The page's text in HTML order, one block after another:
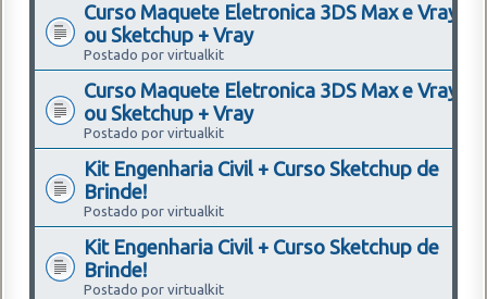
Curso Maquete Eletronica 3DS Max e Vray
ou Sketchup + Vray
Postado por virtualkit
Curso Maquete Eletronica 3DS Max e Vray
ou Sketchup + Vray
Postado por virtualkit
Kit Engenharia Civil + Curso Sketchup de
Brinde!
Postado por virtualkit
Kit Engenharia Civil + Curso Sketchup de
Brinde!
Postado por virtualkit